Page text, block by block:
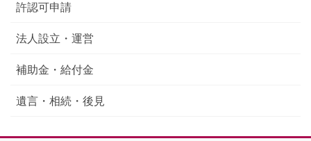
許認可申請
法人設立・運営
補助金・給付金
遺言・相続・後見